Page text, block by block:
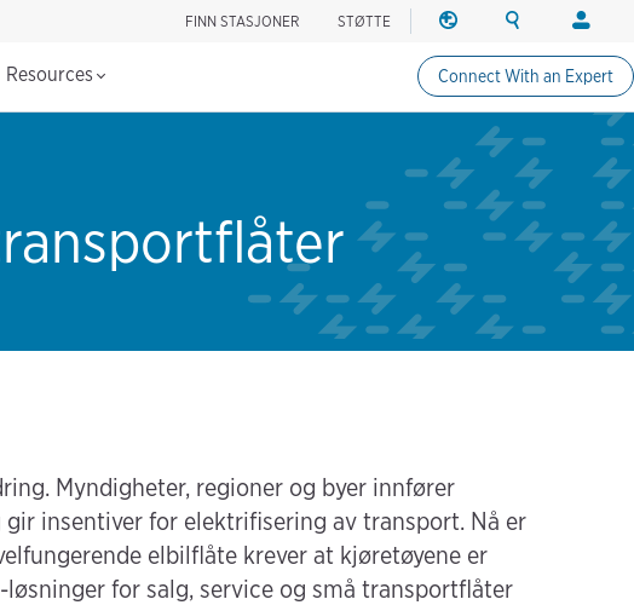
FINN STASJONER STØTTE REGION
Nord-Amerika
Canada (english)
Canada (français
United States (english)
SØK
Sjåfører
Create
Partnere
Resources Connect With an Expert
Myndigheter, regioner og byer innfører
insentiver for elektrifisering av transport. Nå er
elbilflåte krever at kjøretøyene er
for salg, service og små transportflåter